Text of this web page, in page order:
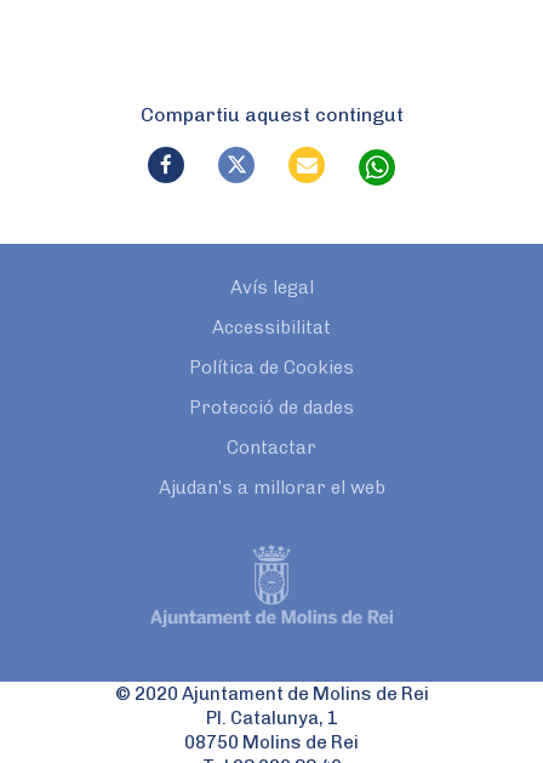
Compartiu aquest contingut
Avís legal
Accessibilitat
Política de Cookies
Protecció de dades
Contactar
Ajudan’s a millorar el web
© 2020 Ajuntament de Molins de Rei
Pl. Catalunya, 1
08750 Molins de Rei